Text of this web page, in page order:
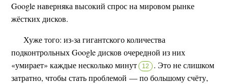
Google наверняка высокий спрос на мировом рынке
жёстких дисков.
Хуже того: из-за гигантского количества
подконтрольных Google дисков очередной из них
«умирает» каждые несколько минут
12 . Это не слишком
затратно, чтобы стать проблемой — по большому счёту,